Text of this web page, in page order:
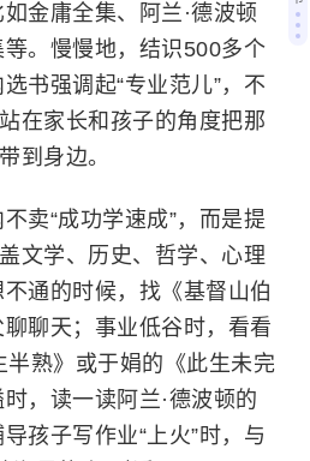
金庸全集、阿兰·德波顿
。慢慢地，结识500多个
书强调起“专业范儿”，不
在家长和孩子的角度把那
到身边。
卖“成功学速成”，而是提
文学、历史、哲学、心理
通的时候，找《基督山伯
聊天；事业低谷时，看看
半熟》或于娟的《此生未完
，读一读阿兰·德波顿的
孩子写作业“上火”时，与